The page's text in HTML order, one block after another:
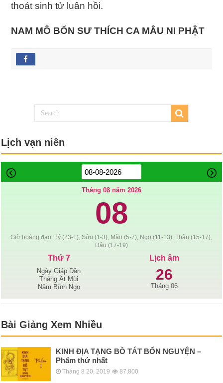
thoát sinh tử luân hồi.
NAM MÔ BỔN SƯ THÍCH CA MÂU NI PHẬT
Lịch vạn niên
Tháng 08 năm 2026
08
Giờ hoàng đạo: Tý (23-1), Sửu (1-3), Mão (5-7), Ngọ (11-13), Thân (15-17),
Dậu (17-19)
Thứ 7
Ngày Giáp Dần
Tháng Ất Mùi
Năm Bính Ngọ
Lịch âm
26
Tháng 06
Bài Giảng Xem Nhiều
KINH ÐỊA TẠNG BỒ TÁT BỔN NGUYỆN –
Phẩm thứ nhất
Tháng 8 20, 2019 87,800